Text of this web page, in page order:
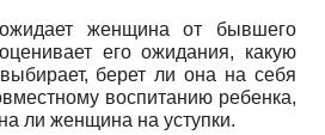
женщина от бывшего
его ожидания, какую
берет ли она на себя
воспитанию ребенка,
ли женщина на уступки.